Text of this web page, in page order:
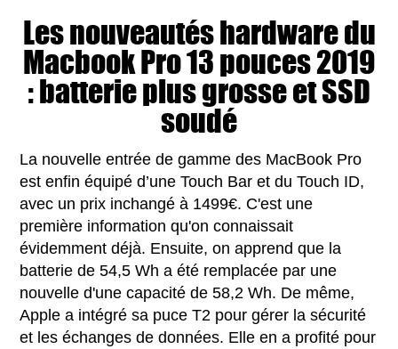
Les nouveautés hardware du
Macbook Pro 13 pouces 2019
: batterie plus grosse et SSD
soudé
La nouvelle entrée de gamme des MacBook Pro
est enfin équipé d’une Touch Bar et du Touch ID,
avec un prix inchangé à 1499€. C'est une
première information qu'on connaissait
évidemment déjà. Ensuite, on apprend que la
batterie de 54,5 Wh a été remplacée par une
nouvelle d'une capacité de 58,2 Wh. De même,
Apple a intégré sa puce T2 pour gérer la sécurité
et les échanges de données. Elle en a profité pour